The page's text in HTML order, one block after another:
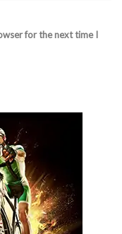
for the next time I